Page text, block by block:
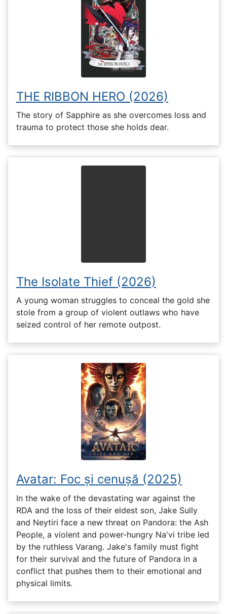
THE RIBBON HERO (2026)
The story of Sapphire as she overcomes loss and
trauma to protect those she holds dear.
The Isolate Thief (2026)
A young woman struggles to conceal the gold she
stole from a group of violent outlaws who have
seized control of her remote outpost.
Avatar: Foc și cenușă (2025)
In the wake of the devastating war against the
RDA and the loss of their eldest son, Jake Sully
and Neytiri face a new threat on Pandora: the Ash
People, a violent and power-hungry Na'vi tribe led
by the ruthless Varang. Jake's family must fight
for their survival and the future of Pandora in a
conflict that pushes them to their emotional and
physical limits.